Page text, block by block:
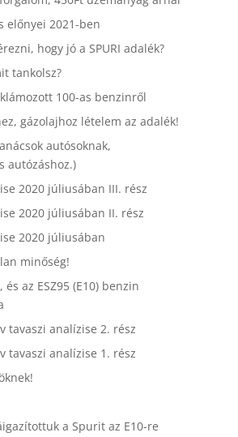
előnyei 2021-ben
hogy jó a SPURI adalék?
tankolsz?
100-as benzinről
gázolajhoz lételem az adalék!
autósoknak,
autózáshoz.)
2020 júliusában III. rész
2020 júliusában II. rész
2020 júliusában
minőség!
az ESZ95 (E10) benzin
tavaszi analízise 2. rész
tavaszi analízise 1. rész
a Spurit az E10-re